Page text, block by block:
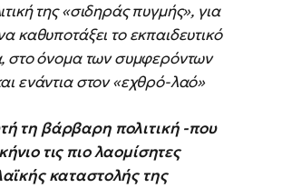
της «σιδηράς πυγμής», για
καθυποτάξει το εκπαιδευτικό
στο όνομα των συμφερόντων
ενάντια στον «εχθρό-λαό»
τη βάρβαρη πολιτική -που
τις πιο λαομίσητες
καταστολής της